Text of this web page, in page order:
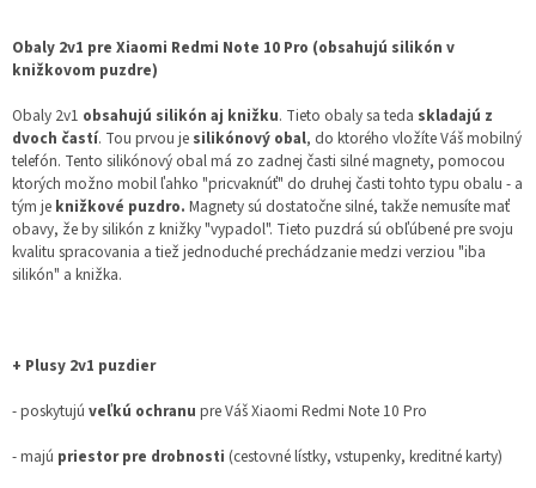
Obaly 2v1 pre Xiaomi Redmi Note 10 Pro (obsahujú silikón v
knižkovom puzdre)
Obaly 2v1 obsahujú silikón aj knižku. Tieto obaly sa teda skladajú z
dvoch častí. Tou prvou je silikónový obal, do ktorého vložíte Váš mobilný
telefón. Tento silikónový obal má zo zadnej časti silné magnety, pomocou
ktorých možno mobil ľahko "pricvaknúť" do druhej časti tohto typu obalu - a
tým je knižkové puzdro. Magnety sú dostatočne silné, takže nemusíte mať
obavy, že by silikón z knižky "vypadol". Tieto puzdrá sú obľúbené pre svoju
kvalitu spracovania a tiež jednoduché prechádzanie medzi verziou "iba
silikón" a knižka.
+ Plusy 2v1 puzdier
- poskytujú veľkú ochranu pre Váš Xiaomi Redmi Note 10 Pro
- majú priestor pre drobnosti (cestovné lístky, vstupenky, kreditné karty)